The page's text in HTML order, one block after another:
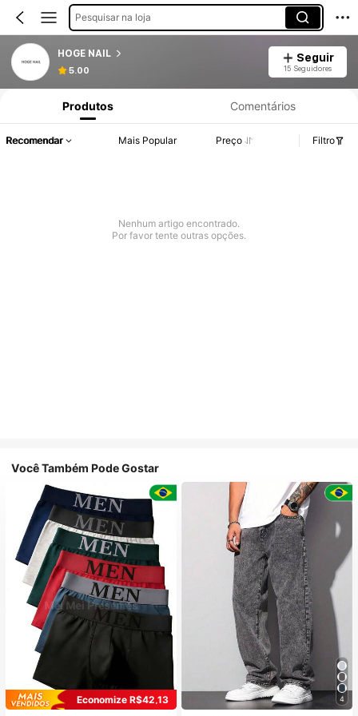
Pesquisar na loja
HOGE NAIL
5.00
Seguir
15 Seguidores
Produtos Comentários
Recomendar Mais Popular Preço Filtro
Nenhum artigo encontrado.
Por favor tente outras opções.
Você Também Pode Gostar
Economize R$42,13
4